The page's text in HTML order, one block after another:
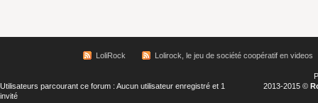
LoliRock Lolirock, le jeu de société coopératif en videos
Utilisateurs parcourant ce forum : Aucun utilisateur enregistré et 1
invité
2013-2015 ©